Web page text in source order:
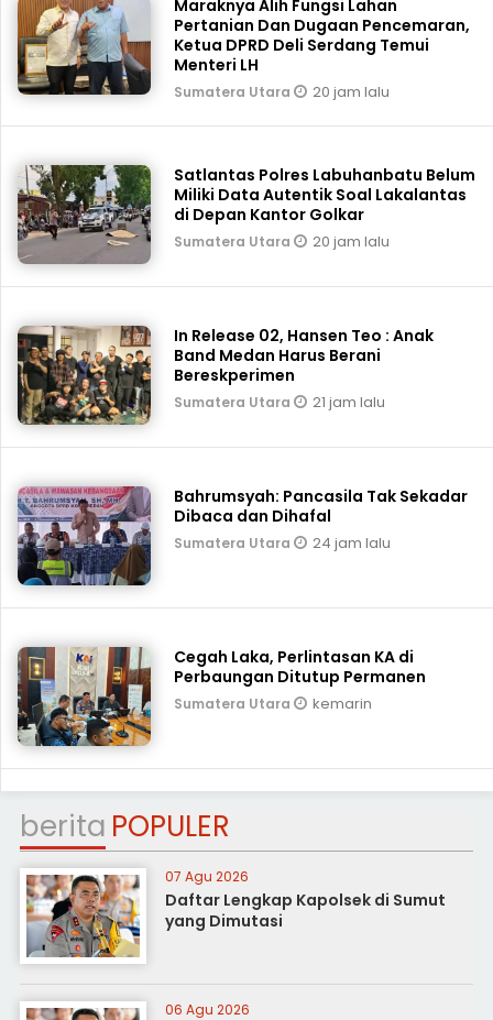
Maraknya Alih Fungsi Lahan
Pertanian Dan Dugaan Pencemaran,
Ketua DPRD Deli Serdang Temui
Menteri LH
Sumatera Utara 20 jam lalu
Satlantas Polres Labuhanbatu Belum
Miliki Data Autentik Soal Lakalantas
di Depan Kantor Golkar
Sumatera Utara 20 jam lalu
In Release 02, Hansen Teo : Anak
Band Medan Harus Berani
Bereskperimen
Sumatera Utara 21 jam lalu
Bahrumsyah: Pancasila Tak Sekadar
Dibaca dan Dihafal
Sumatera Utara 24 jam lalu
Cegah Laka, Perlintasan KA di
Perbaungan Ditutup Permanen
Sumatera Utara kemarin
berita POPULER
07 Agu 2026
Daftar Lengkap Kapolsek di Sumut
yang Dimutasi
06 Agu 2026